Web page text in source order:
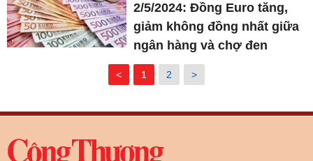
2/5/2024: Đồng Euro tăng,
giảm không đồng nhất giữa
ngân hàng và chợ đen
< 1 2 >